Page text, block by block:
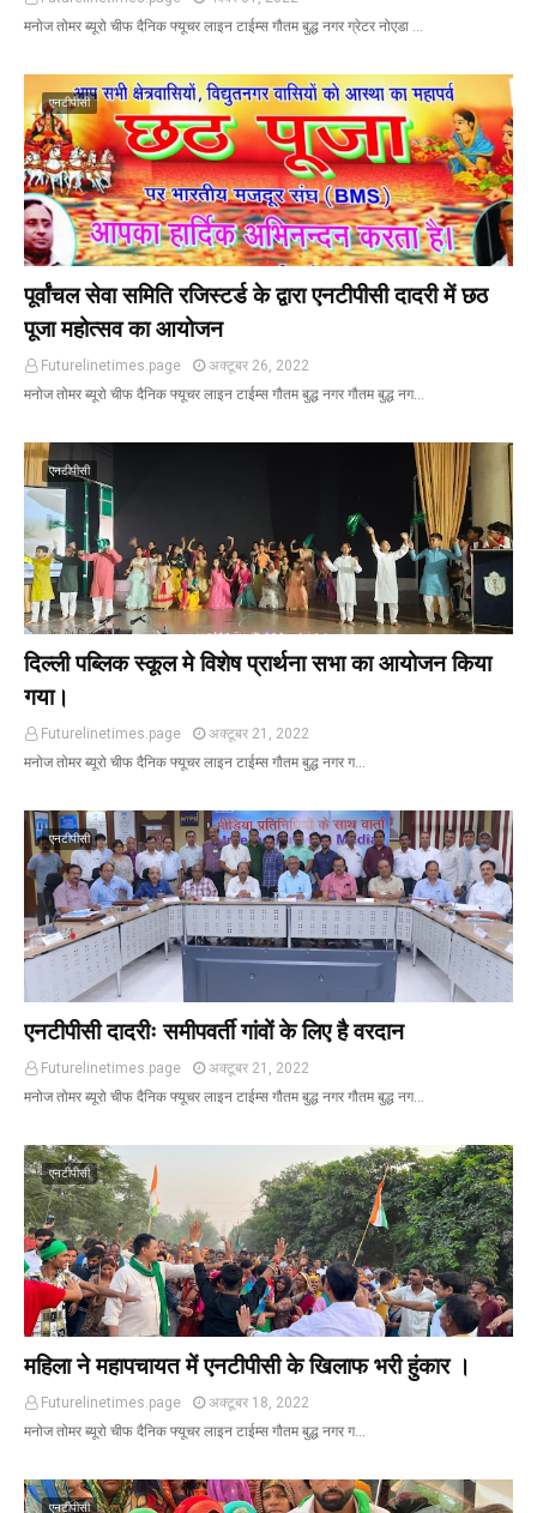
मनोज तोमर ब्यूरो चीफ दैनिक फ्यूचर लाइन टाईम्स गौतम बुद्ध नगर ग्रेटर नोएडा …
एनटीपीसी
पूर्वांचल सेवा समिति रजिस्टर्ड के द्वारा एनटीपीसी दादरी में छठ
पूजा महोत्सव का आयोजन
Futurelinetimes.page
अक्टूबर 26, 2022
मनोज तोमर ब्यूरो चीफ दैनिक फ्यूचर लाइन टाईम्स गौतम बुद्ध नगर गौतम बुद्ध नग…
एनटीपीसी
दिल्ली पब्लिक स्कूल मे विशेष प्रार्थना सभा का आयोजन किया
गया।
Futurelinetimes.page
अक्टूबर 21, 2022
मनोज तोमर ब्यूरो चीफ दैनिक फ्यूचर लाइन टाईम्स गौतम बुद्ध नगर ग…
एनटीपीसी
एनटीपीसी दादरीः समीपवर्ती गांवों के लिए है वरदान
Futurelinetimes.page
अक्टूबर 21, 2022
मनोज तोमर ब्यूरो चीफ दैनिक फ्यूचर लाइन टाईम्स गौतम बुद्ध नगर गौतम बुद्ध नग…
एनटीपीसी
महिला ने महापचायत में एनटीपीसी के खिलाफ भरी हुंकार ।
Futurelinetimes.page
अक्टूबर 18, 2022
मनोज तोमर ब्यूरो चीफ दैनिक फ्यूचर लाइन टाईम्स गौतम बुद्ध नगर ग…
एनटीपीसी